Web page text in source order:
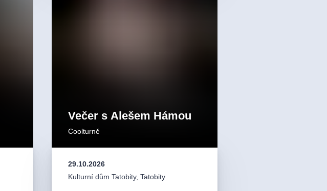
Večer s Alešem Hámou
Coolturně
29.10.2026
Kulturní dům Tatobity, Tatobity